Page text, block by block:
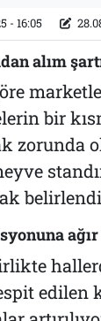
- 16:05
alım
bir
zorunda
ağır
edilen